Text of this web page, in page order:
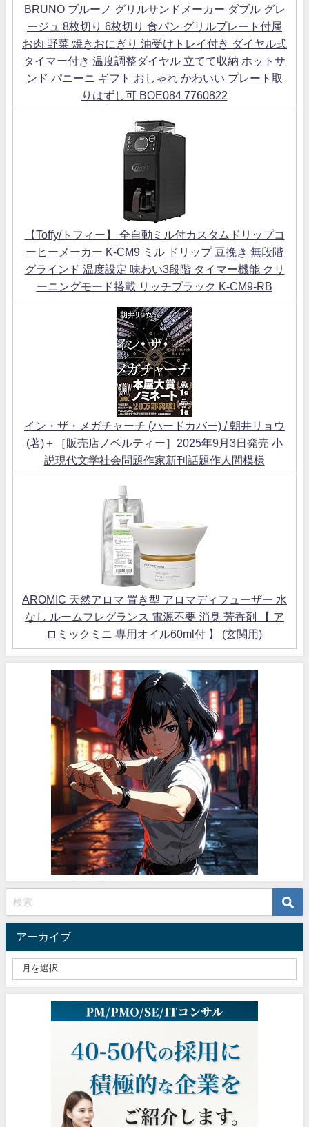
BRUNO ブルーノ グリルサンドメーカー ダブル グレ
ージュ 8枚切り 6枚切り 食パン グリルプレート付属
お肉 野菜 焼きおにぎり 油受けトレイ付き ダイヤル式
タイマー付き 温度調整ダイヤル 立てて収納 ホットサ
ンド パニーニ ギフト おしゃれ かわいい プレート取
りはずし可 BOE084 7760822
【Toffy/トフィー】 全自動ミル付カスタムドリップコ
ーヒーメーカー K-CM9 ミル ドリップ 豆挽き 無段階
グラインド 温度設定 味わい3段階 タイマー機能 クリ
ーニングモード搭載 リッチブラック K-CM9-RB
イン・ザ・メガチャーチ (ハードカバー) / 朝井リョウ
(著)＋［販売店ノベルティー］2025年9月3日発売 小
説現代文学社会問題作家新刊話題作人間模様
AROMIC 天然アロマ 置き型 アロマディフューザー 水
なし ルームフレグランス 電源不要 消臭 芳香剤 【 ア
ロミックミニ 専用オイル60ml付 】 (玄関用)
アーカイブ